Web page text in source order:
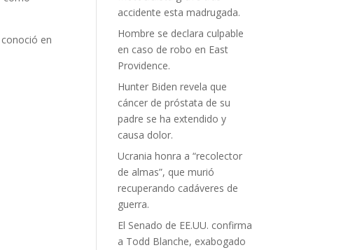
en
accidente esta madrugada.
Hombre se declara culpable
en caso de robo en East
Providence.
Hunter Biden revela que
cáncer de próstata de su
padre se ha extendido y
causa dolor.
Ucrania honra a “recolector
de almas”, que murió
recuperando cadáveres de
guerra.
El Senado de EE.UU. confirma
a Todd Blanche, exabogado